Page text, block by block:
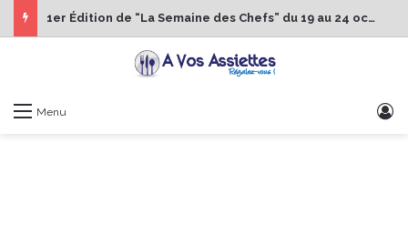
1er Édition de “La Semaine des Chefs” du 19 au 24 octobre 2026
Menu